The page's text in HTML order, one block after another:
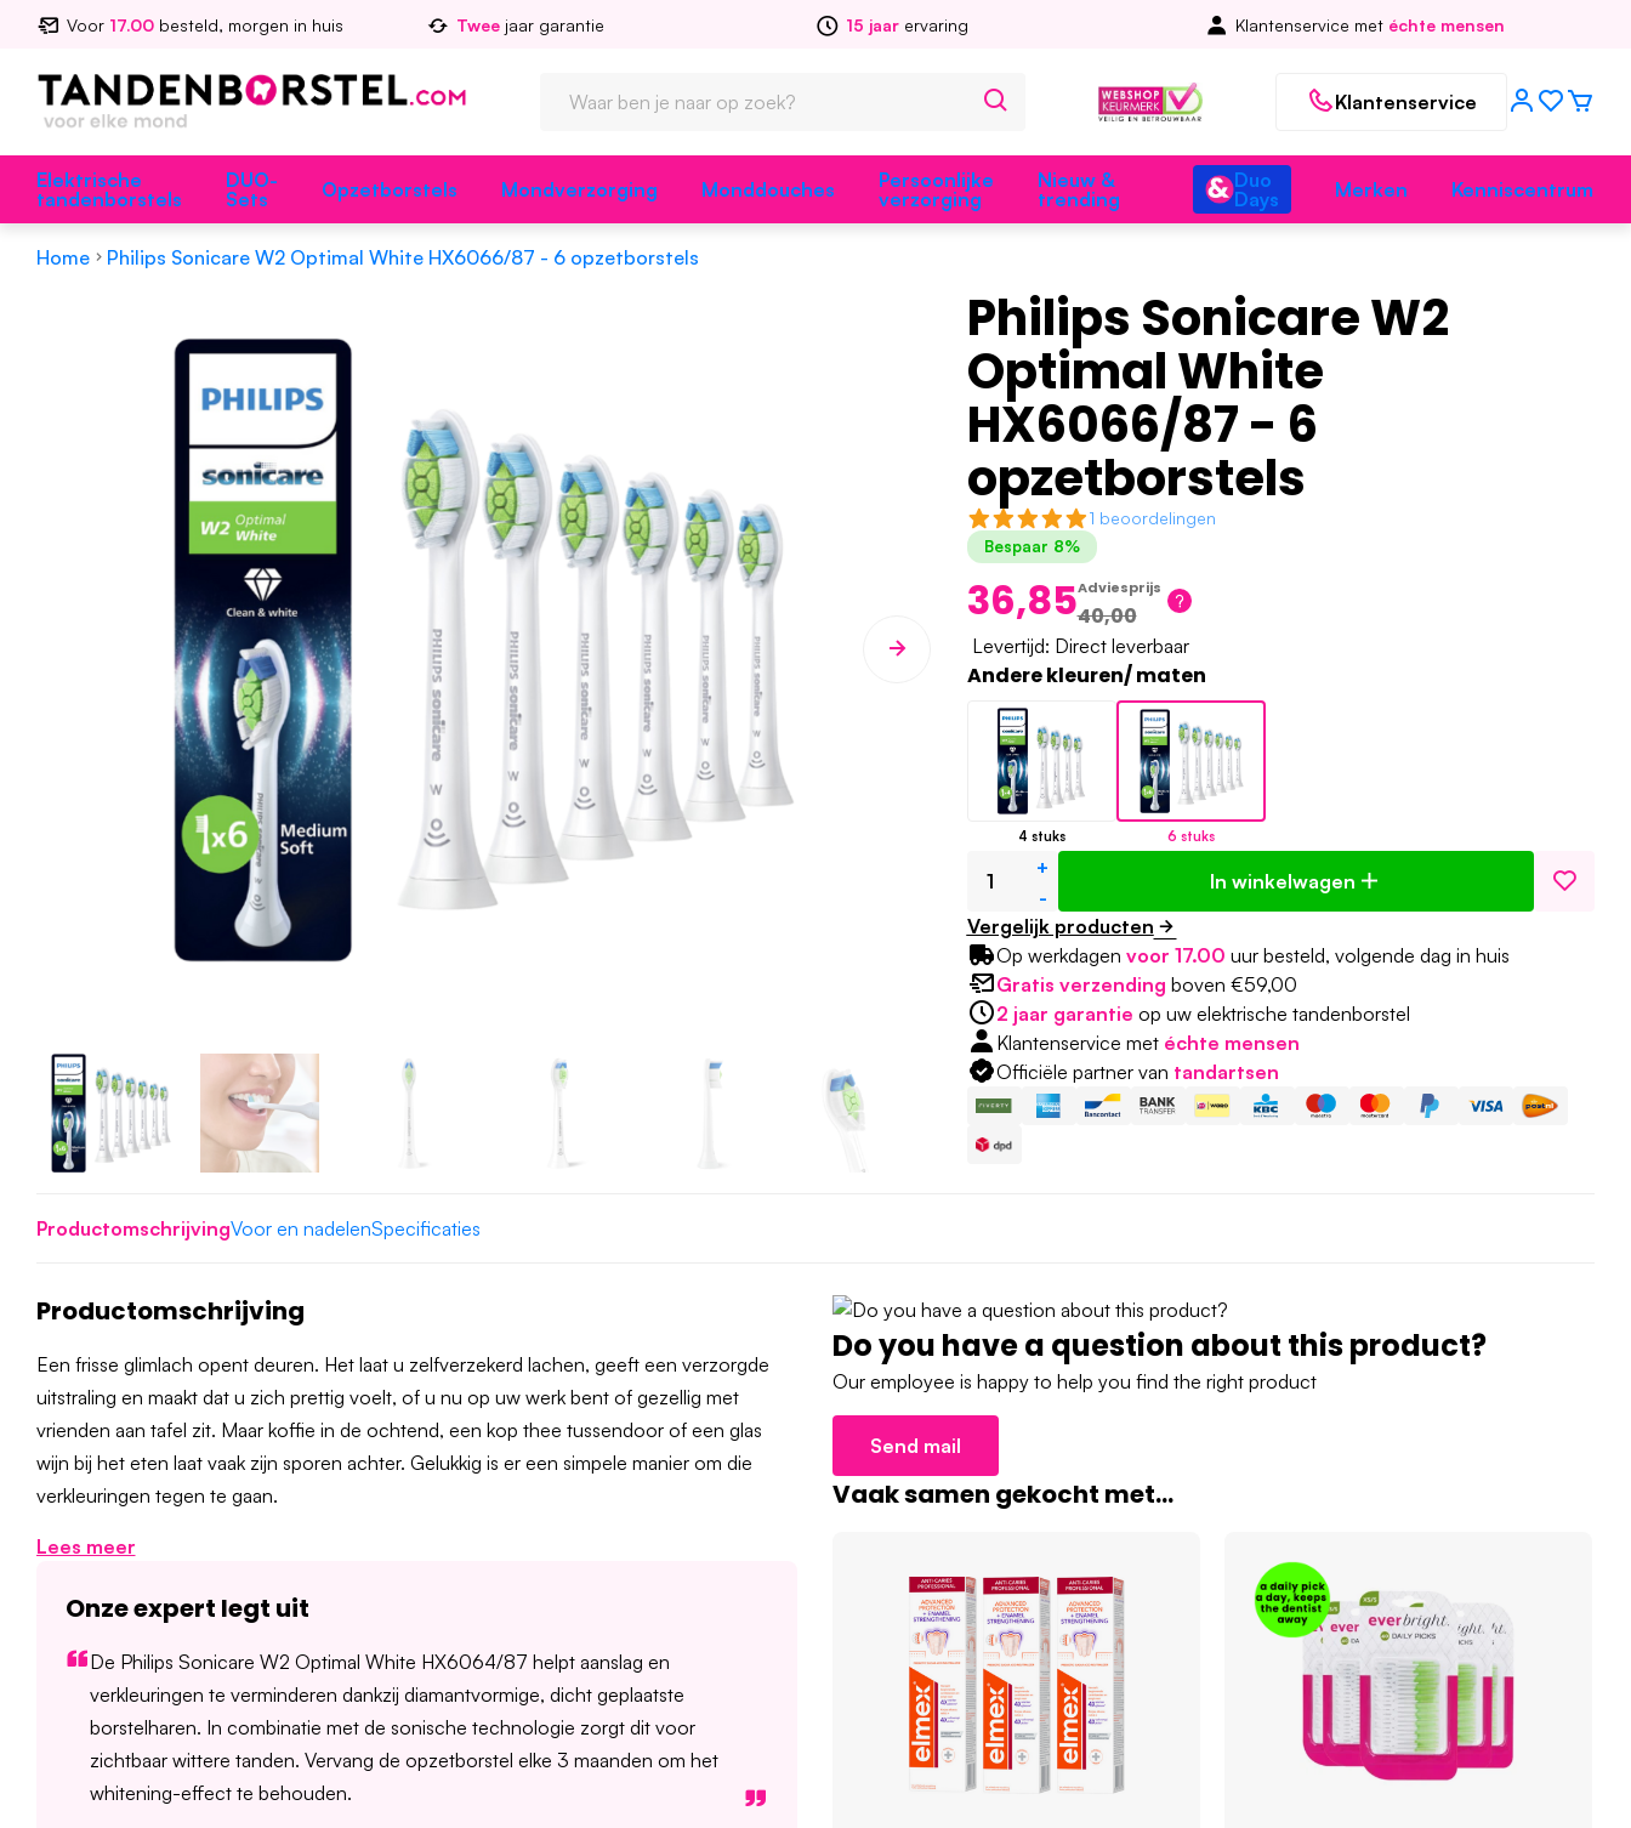
Voor 17.00 besteld, morgen in huis Twee jaar garantie 15 jaar ervaring Klantenservice met échte mensen
Klantenservice
Elektrische
tandenborstels
DUO-
Sets
Opzetborstels Mondverzorging Monddouches
Persoonlijke
verzorging
Nieuw &
trending
Duo
Days
Merken Kenniscentrum
Home Philips Sonicare W2 Optimal White HX6066/87 - 6 opzetborstels
Philips Sonicare W2
Optimal White
HX6066/87 - 6
opzetborstels
1 beoordelingen
Bespaar 8%
36,85Adviesprijs
40,00
Levertijd: Direct leverbaar
Andere kleuren/ maten
4 stuks 6 stuks
+
-
In winkelwagen
Vergelijk producten
Op werkdagen voor 17.00 uur besteld, volgende dag in huis
Gratis verzending boven €59,00
2 jaar garantie op uw elektrische tandenborstel
Klantenservice met échte mensen
Officiële partner van tandartsen
ProductomschrijvingVoor en nadelenSpecificaties
Productomschrijving
Een frisse glimlach opent deuren. Het laat u zelfverzekerd lachen, geeft een verzorgde
uitstraling en maakt dat u zich prettig voelt, of u nu op uw werk bent of gezellig met
vrienden aan tafel zit. Maar koffie in de ochtend, een kop thee tussendoor of een glas
wijn bij het eten laat vaak zijn sporen achter. Gelukkig is er een simpele manier om die
verkleuringen tegen te gaan.
Lees meer
Onze expert legt uit
De Philips Sonicare W2 Optimal White HX6064/87 helpt aanslag en
verkleuringen te verminderen dankzij diamantvormige, dicht geplaatste
borstelharen. In combinatie met de sonische technologie zorgt dit voor
zichtbaar wittere tanden. Vervang de opzetborstel elke 3 maanden om het
whitening-effect te behouden.
Do you have a question about this product?
Our employee is happy to help you find the right product
Send mail
Vaak samen gekocht met...